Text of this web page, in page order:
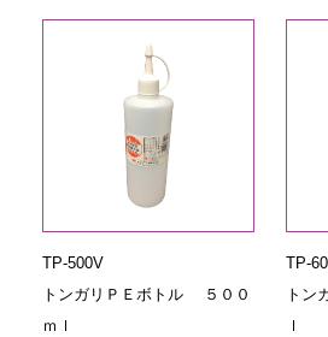
TP-500V
トンガリＰＥボトル ５００
ｍｌ
TP-
トン
ｌ